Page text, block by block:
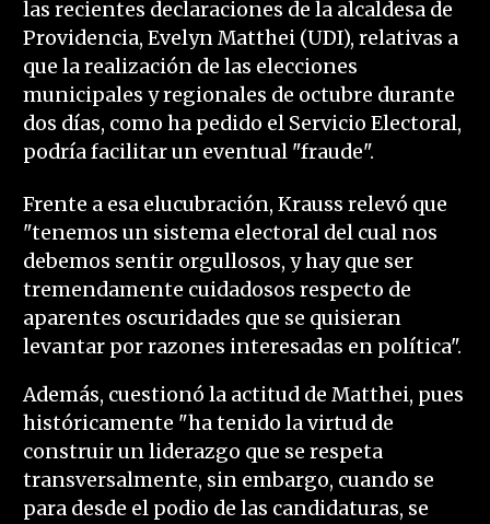
las recientes declaraciones de la alcaldesa de
Providencia, Evelyn Matthei (UDI), relativas a
que la realización de las elecciones
municipales y regionales de octubre durante
dos días, como ha pedido el Servicio Electoral,
podría facilitar un eventual "fraude".
Frente a esa elucubración, Krauss relevó que
"tenemos un sistema electoral del cual nos
debemos sentir orgullosos, y hay que ser
tremendamente cuidadosos respecto de
aparentes oscuridades que se quisieran
levantar por razones interesadas en política".
Además, cuestionó la actitud de Matthei, pues
históricamente "ha tenido la virtud de
construir un liderazgo que se respeta
transversalmente, sin embargo, cuando se
para desde el podio de las candidaturas, se